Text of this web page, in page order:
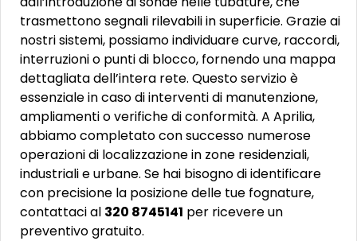
trasmettono segnali rilevabili in superficie. Grazie ai
nostri sistemi, possiamo individuare curve, raccordi,
interruzioni o punti di blocco, fornendo una mappa
dettagliata dell’intera rete. Questo servizio è
essenziale in caso di interventi di manutenzione,
ampliamenti o verifiche di conformità. A Aprilia,
abbiamo completato con successo numerose
operazioni di localizzazione in zone residenziali,
industriali e urbane. Se hai bisogno di identificare
con precisione la posizione delle tue fognature,
contattaci al 320 8745141 per ricevere un
preventivo gratuito.